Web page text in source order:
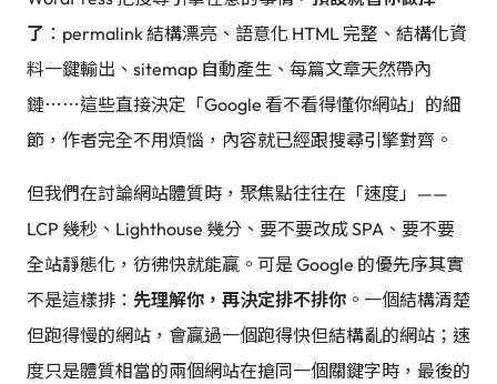
了 ：permalink 結構漂亮、語意化 HTML 完整、結構化資
料一鍵輸出、sitemap 自動產生、每篇文章天然帶內
鏈⋯⋯這些直接決定「Google 看不看得懂你網站」的細
節，作者完全不用煩惱，內容就已經跟搜尋引擎對齊。
但我們在討論網站體質時，聚焦點往往在「速度」——
LCP 幾秒、Lighthouse 幾分、要不要改成 SPA、要不要
全站靜態化，彷彿快就能贏。可是 Google 的優先序其實
不是這樣排： 先理解你，再決定排不排你 。一個結構清楚
但跑得慢的網站，會贏過一個跑得快但結構亂的網站；速
度只是體質相當的兩個網站在搶同一個關鍵字時，最後的